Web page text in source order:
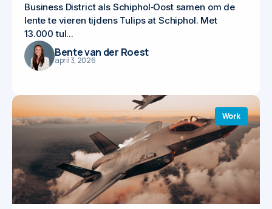
Business District als Schiphol‑Oost samen om de
lente te vieren tijdens Tulips at Schiphol. Met
13.000 tul...
Bente van der Roest
april 3, 2026
Work